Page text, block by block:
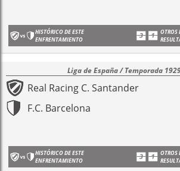
HISTÓRICO DE ESTE
ENFRENTAMIENTO
OTROS
Liga de España / Temporada
Real Racing C. Santander
F.C. Barcelona
HISTÓRICO DE ESTE
ENFRENTAMIENTO
OTROS